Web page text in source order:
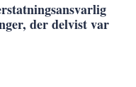
der delvist var